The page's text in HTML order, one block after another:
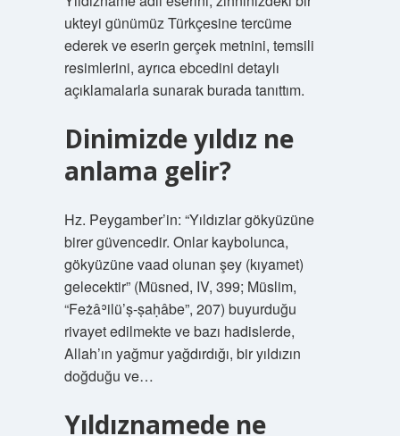
ukteyi günümüz Türkçesine tercüme
ederek ve eserin gerçek metnini, temsili
resimlerini, ayrıca ebcedini detaylı
açıklamalarla sunarak burada tanıttım.
Dinimizde yıldız ne
anlama gelir?
Hz. Peygamber’in: “Yıldızlar gökyüzüne
birer güvencedir. Onlar kaybolunca,
gökyüzüne vaad olunan şey (kıyamet)
gelecektir” (Müsned, IV, 399; Müslim,
“Feżâʾilü’ṣ-ṣaḥâbe”, 207) buyurduğu
rivayet edilmekte ve bazı hadislerde,
Allah’ın yağmur yağdırdığı, bir yıldızın
doğduğu ve…
Yıldıznamede ne